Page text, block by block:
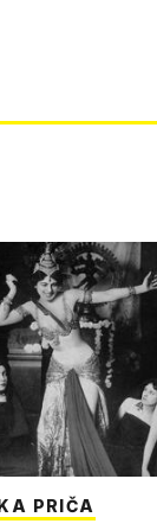
PRIČA